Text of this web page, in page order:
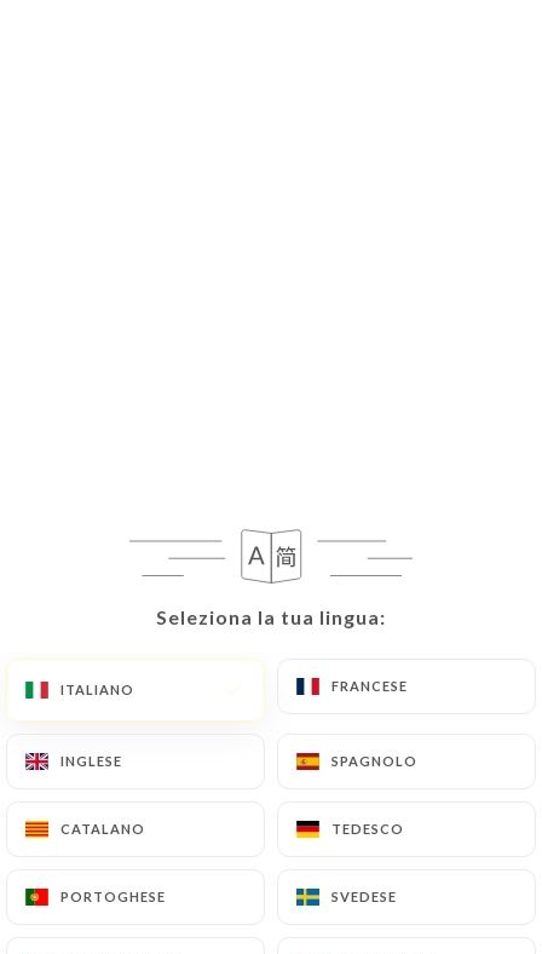
Seleziona la tua lingua:
ITALIANO FRANCESE
INGLESE SPAGNOLO
CATALANO TEDESCO
PORTOGHESE SVEDESE
Seleziona la tua lingua:
ITALIANO FRANCESE
INGLESE SPAGNOLO
CATALANO TEDESCO
PORTOGHESE SVEDESE